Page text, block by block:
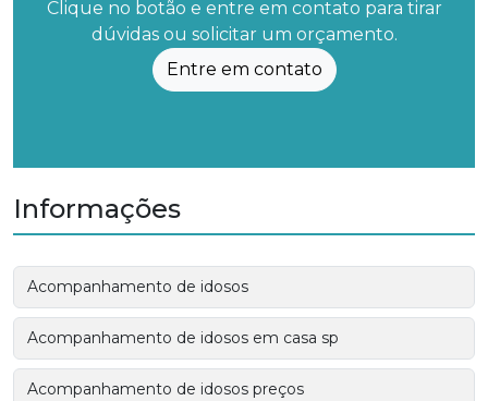
Clique no botão e entre em contato para tirar
dúvidas ou solicitar um orçamento.
Entre em contato
Informações
Acompanhamento de idosos
Acompanhamento de idosos em casa sp
Acompanhamento de idosos preços